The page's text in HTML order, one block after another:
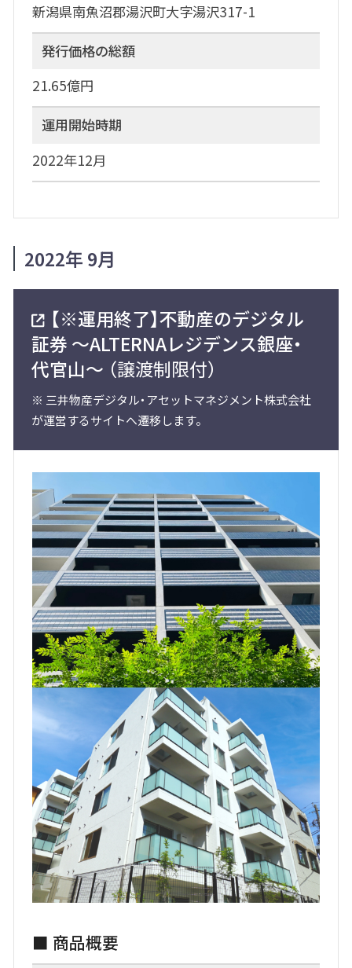
新潟県南魚沼郡湯沢町大字湯沢317-1
発行価格の総額
21.65億円
運用開始時期
2022年12月
2022年 9月
【※運用終了】不動産のデジタル
証券 ～ALTERNAレジデンス銀座・
代官山～ （譲渡制限付）
※ 三井物産デジタル・アセットマネジメント株式会社
が運営するサイトへ遷移します。
■ 商品概要